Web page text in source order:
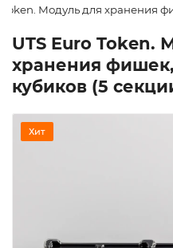
Token. Модуль для хранения
UTS Euro Token.
хранения
кубиков (5
Хит